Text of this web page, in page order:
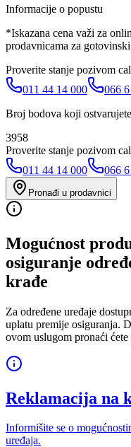
Informacije o popustu
*Iskazana cena važi za
prodavnicama za
Proverite stanje pozivom
011 44 14 000
066
Broj bodova koji
3958
Proverite stanje pozivom
011 44 14 000
066
Pronađi u prodavnici
Mogućnost
osiguranje
krađe
Za određene uređaje
uplatu premije osiguranja.
ovom uslugom pronaći ćete
Reklamacija na
Informišite se o
uređaja.